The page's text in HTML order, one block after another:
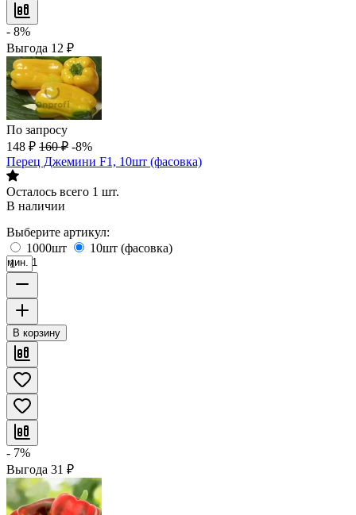
- 8%
Выгода 12 ₽
По запросу
148 ₽ 160 ₽ -8%
Перец Джемини F1, 10шт (фасовка)
Осталось всего 1 шт.
В наличии
Выберите артикул:
1000шт
10шт (фасовка)
мин. 1
В корзину
- 7%
Выгода 31 ₽